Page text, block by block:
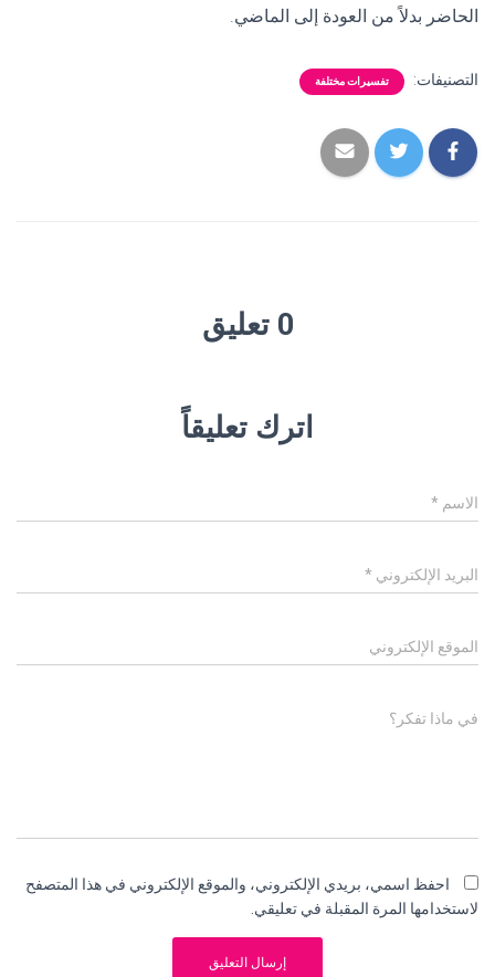
الحاضر بدلاً من العودة إلى الماضي.
التصنيفات: تفسيرات مختلفة
0 تعليق
اترك تعليقاً
الاسم *
البريد الإلكتروني *
الموقع الإلكتروني
في ماذا تفكر؟
احفظ اسمي، بريدي الإلكتروني، والموقع الإلكتروني في هذا المتصفح
لاستخدامها المرة المقبلة في تعليقي.